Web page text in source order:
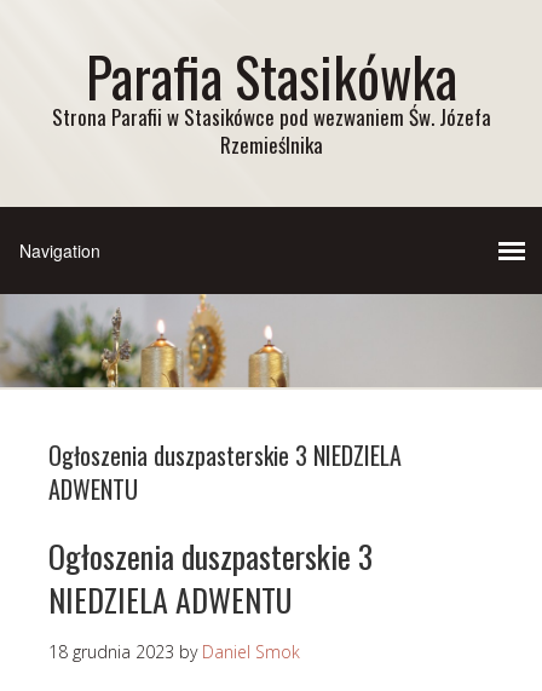
Parafia Stasikówka
Strona Parafii w Stasikówce pod wezwaniem Św. Józefa
Rzemieślnika
Ogłoszenia duszpasterskie 3 NIEDZIELA
ADWENTU
Ogłoszenia duszpasterskie 3
NIEDZIELA ADWENTU
18 grudnia 2023 by Daniel Smok